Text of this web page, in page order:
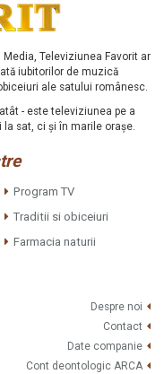
Televiziunea Favorit ar
iubitorilor de muzică
ale satului românesc.
- este televiziunea pe a
sat, ci şi în marile oraşe.
Program TV
Traditii si obiceiuri
Farmacia naturii
Despre noi
Contact
Date companie
Cont deontologic ARCA